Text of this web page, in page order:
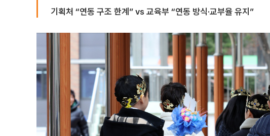
기획처 “연동 구조 한계” vs 교육부 “연동 방식·교부율 유지”